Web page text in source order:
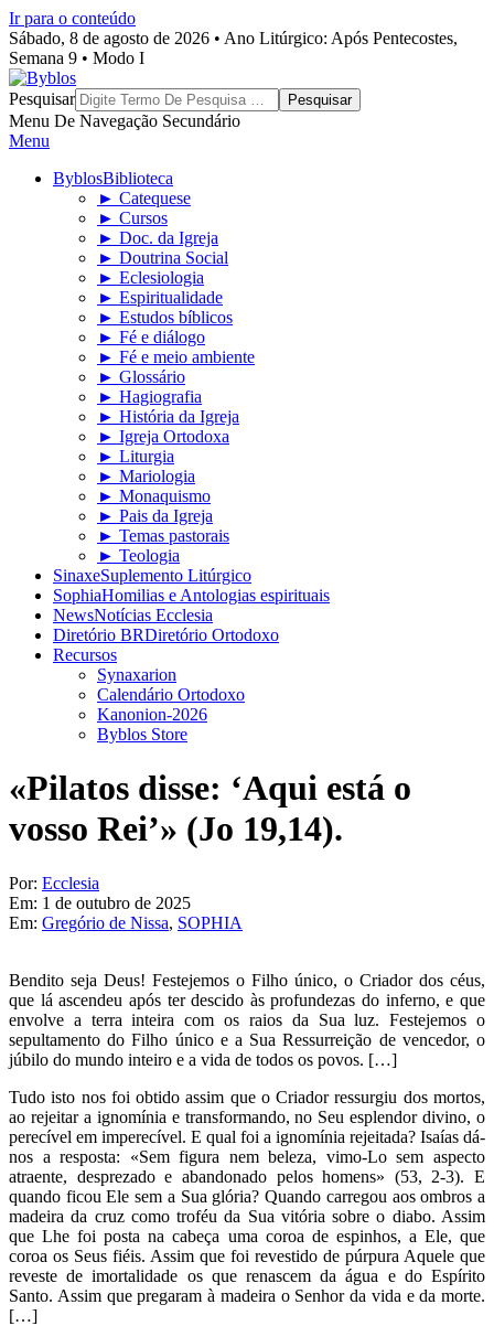
Ir para o conteúdo
Sábado, 8 de agosto de 2026 • Ano Litúrgico: Após Pentecostes,
Semana 9 • Modo I
Byblos
Pesquisar
Menu De Navegação Secundário
Menu
ByblosBiblioteca
► Catequese
► Cursos
► Doc. da Igreja
► Doutrina Social
► Eclesiologia
► Espiritualidade
► Estudos bíblicos
► Fé e diálogo
► Fé e meio ambiente
► Glossário
► Hagiografia
► História da Igreja
► Igreja Ortodoxa
► Liturgia
► Mariologia
► Monaquismo
► Pais da Igreja
► Temas pastorais
► Teologia
SinaxeSuplemento Litúrgico
SophiaHomilias e Antologias espirituais
NewsNotícias Ecclesia
Diretório BRDiretório Ortodoxo
Recursos
Synaxarion
Calendário Ortodoxo
Kanonion-2026
Byblos Store
«Pilatos disse: ‘Aqui está o
vosso Rei’» (Jo 19,14).
Por: Ecclesia
Em: 1 de outubro de 2025
Em: Gregório de Nissa, SOPHIA
Bendito seja Deus! Festejemos o Filho único, o Criador dos céus,
que lá ascendeu após ter descido às profundezas do inferno, e que
envolve a terra inteira com os raios da Sua luz. Festejemos o
sepultamento do Filho único e a Sua Ressurreição de vencedor, o
júbilo do mundo inteiro e a vida de todos os povos. […]
Tudo isto nos foi obtido assim que o Criador ressurgiu dos mortos,
ao rejeitar a ignomínia e transformando, no Seu esplendor divino, o
perecível em imperecível. E qual foi a ignomínia rejeitada? Isaías dá-
nos a resposta: «Sem figura nem beleza, vimo-Lo sem aspecto
atraente, desprezado e abandonado pelos homens» (53, 2-3). E
quando ficou Ele sem a Sua glória? Quando carregou aos ombros a
madeira da cruz como troféu da Sua vitória sobre o diabo. Assim
que Lhe foi posta na cabeça uma coroa de espinhos, a Ele, que
coroa os Seus fiéis. Assim que foi revestido de púrpura Aquele que
reveste de imortalidade os que renascem da água e do Espírito
Santo. Assim que pregaram à madeira o Senhor da vida e da morte.
[…]